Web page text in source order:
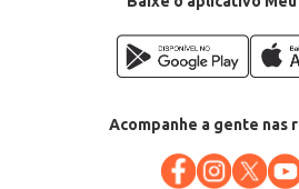
Acompanhe a gente nas